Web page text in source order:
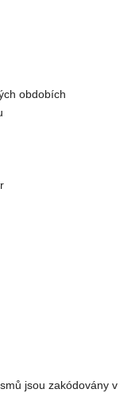
obdobích
jsou zakódovány v